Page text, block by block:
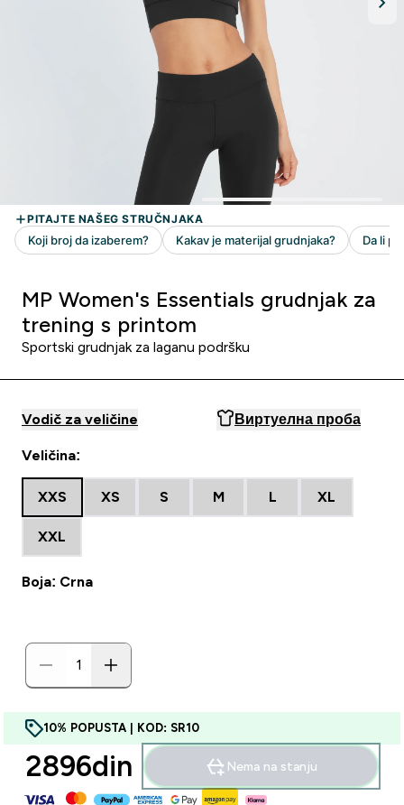
MP Women's Essentials grudnjak za
trening s printom
Sportski grudnjak za laganu podršku
Vodič za veličine Виртуелна проба
Veličina:
XXS XS S M L XL
XXL
Boja: Crna
10% POPUSTA | KOD: SR10
2896din‎ Nema na stanju